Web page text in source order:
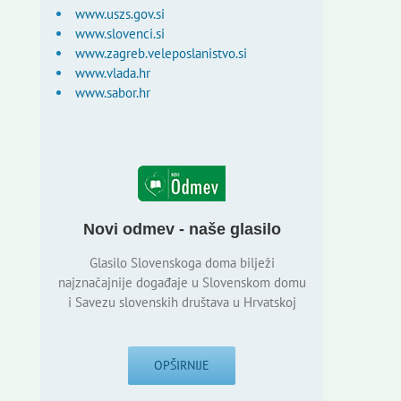
www.uszs.gov.si
www.slovenci.si
www.zagreb.veleposlanistvo.si
www.vlada.hr
www.sabor.hr
Novi odmev - naše glasilo
Glasilo Slovenskoga doma bilježi
najznačajnije događaje u Slovenskom domu
i Savezu slovenskih društava u Hrvatskoj
OPŠIRNIJE